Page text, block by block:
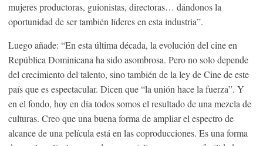
mujeres productoras, guionistas, directoras… dándonos la
oportunidad de ser también líderes en esta industria”.
Luego añade: “En esta última década, la evolución del cine en
República Dominicana ha sido asombrosa. Pero no solo depende
del crecimiento del talento, sino también de la ley de Cine de este
país que es espectacular. Dicen que “la unión hace la fuerza”. Y
en el fondo, hoy en día todos somos el resultado de una mezcla de
culturas. Creo que una buena forma de ampliar el espectro de
alcance de una película está en las coproducciones. Es una forma